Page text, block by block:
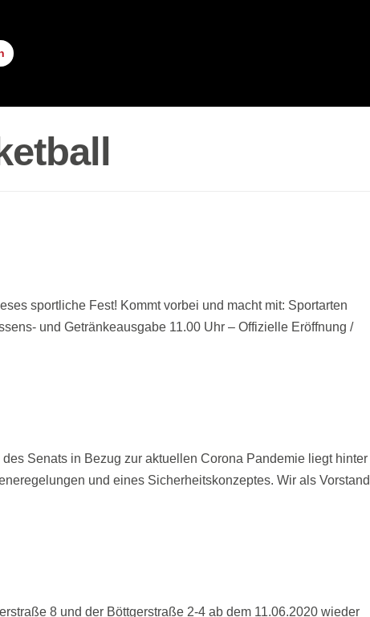
sportliche Fest! Kommt vorbei und macht mit: Sportarten
und Getränkeausgabe 11.00 Uhr – Offizielle Eröffnung /
Senats in Bezug zur aktuellen Corona Pandemie liegt hinter
und eines Sicherheitskonzeptes. Wir als Vorstand
8 und der Böttgerstraße 2-4 ab dem 11.06.2020 wieder